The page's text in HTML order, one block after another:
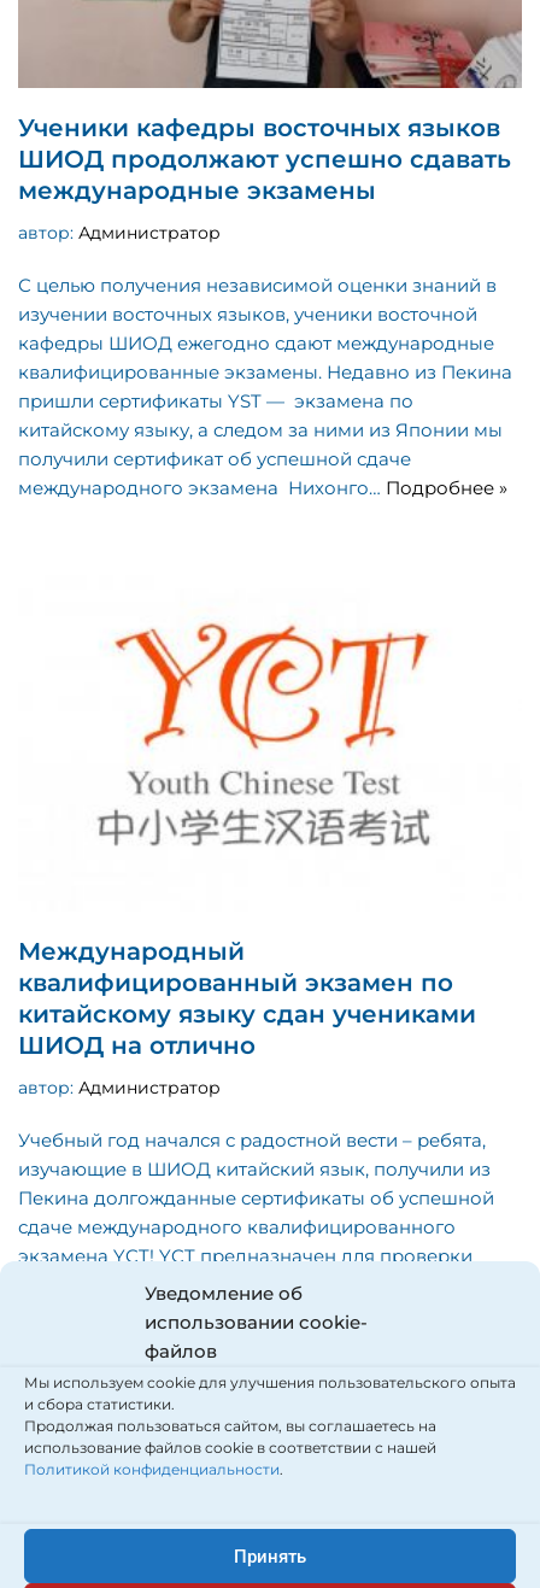
Уведомление об
использовании cookie-
файлов
Мы используем cookie для улучшения пользовательского опыта
и сбора статистики.
Продолжая пользоваться сайтом, вы соглашаетесь на
использование файлов cookie в соответствии с нашей
Политикой конфиденциальности.
Принять
Ученики кафедры восточных языков
ШИОД продолжают успешно сдавать
международные экзамены
автор: Администратор
С целью получения независимой оценки знаний в
изучении восточных языков, ученики восточной
кафедры ШИОД ежегодно сдают международные
квалифицированные экзамены. Недавно из Пекина
пришли сертификаты YST — экзамена по
китайскому языку, а следом за ними из Японии мы
получили сертификат об успешной сдаче
международного экзамена Нихонго… Подробнее »
Международный
квалифицированный экзамен по
китайскому языку сдан учениками
ШИОД на отлично
автор: Администратор
Учебный год начался с радостной вести – ребята,
изучающие в ШИОД китайский язык, получили из
Пекина долгожданные сертификаты об успешной
сдаче международного квалифицированного
экзамена YCT! YCT предназначен для проверки
навыков использования школьниками китайского
языка в жизненных и учебных ситуациях. Экзамен
разработан и утвержден в 2004…